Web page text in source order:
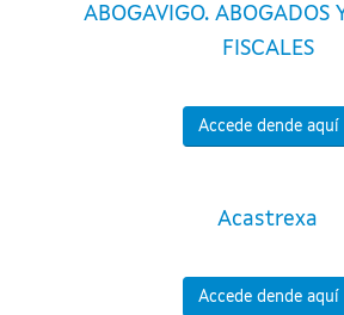
ABOGAVIGO. ABOGADOS
FISCALES
Accede dende aquí
Acastrexa
Accede dende aquí